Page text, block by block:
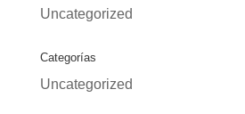
Uncategorized
Categorías
Uncategorized